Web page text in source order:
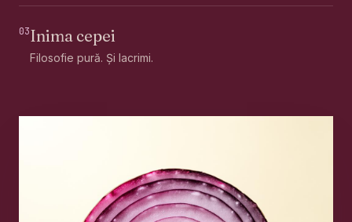
03Inima cepei
Filosofie pură. Și lacrimi.